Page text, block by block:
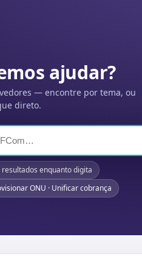
ajudar?
— encontre por tema, ou
direto.
resultados enquanto digita
ONU · Unificar cobrança